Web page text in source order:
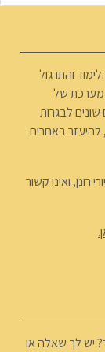
והתרגול
מערכת של
לבגרות
באחרים
רונן, ואינו קשור
יש לך שאלה או